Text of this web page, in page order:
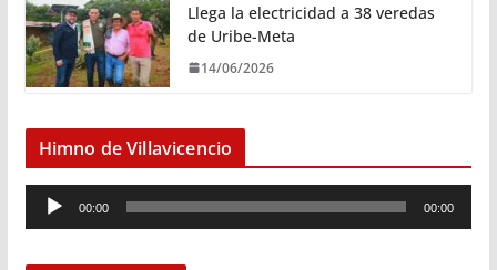
Llega la electricidad a 38 veredas
de Uribe-Meta
14/06/2026
Himno de Villavicencio
e
00:00 00:00